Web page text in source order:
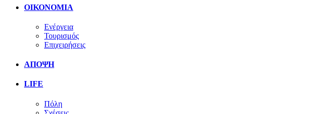
ΟΙΚΟΝΟΜΙΑ
Ενέργεια
Τουρισμός
Επιχειρήσεις
ΑΠΟΨΗ
LIFE
Πόλη